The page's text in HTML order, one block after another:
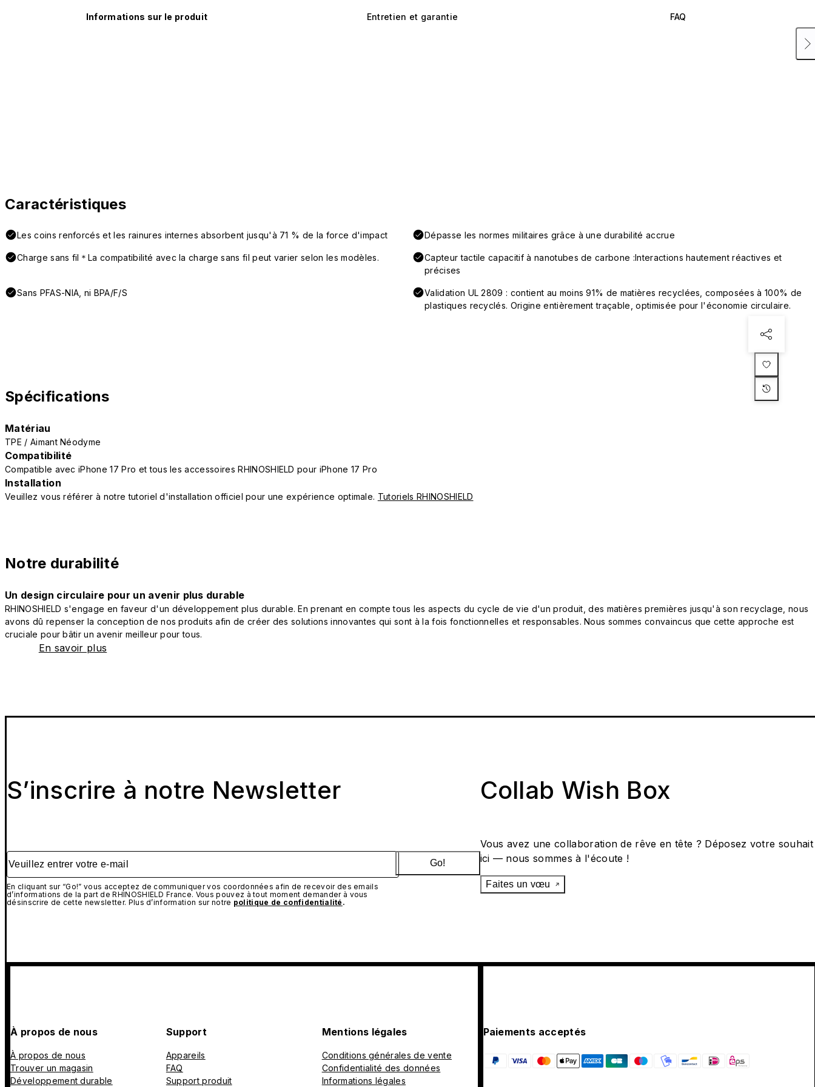
Informations sur le produit Entretien et garantie FAQ
Caractéristiques
Les coins renforcés et les rainures internes absorbent jusqu'à 71 % de la force d'impact Dépasse les normes militaires grâce à une durabilité accrue
Charge sans fil＊La compatibilité avec la charge sans fil peut varier selon les modèles.
Capteur tactile capacitif à nanotubes de carbone :Interactions hautement réactives et
précises
Sans PFAS-NIA, ni BPA/F/S
Validation UL 2809 : contient au moins 91% de matières recyclées, composées à 100% de
plastiques recyclés. Origine entièrement traçable, optimisée pour l'économie circulaire.
Spécifications
Matériau
TPE / Aimant Néodyme
Compatibilité
Compatible avec iPhone 17 Pro et tous les accessoires RHINOSHIELD pour iPhone 17 Pro
Installation
Veuillez vous référer à notre tutoriel d'installation officiel pour une expérience optimale. Tutoriels RHINOSHIELD
Notre durabilité
Un design circulaire pour un avenir plus durable
RHINOSHIELD s'engage en faveur d'un développement plus durable. En prenant en compte tous les aspects du cycle de vie d'un produit, des matières premières jusqu'à son recyclage, nous
avons dû repenser la conception de nos produits afin de créer des solutions innovantes qui sont à la fois fonctionnelles et responsables. Nous sommes convaincus que cette approche est
cruciale pour bâtir un avenir meilleur pour tous.
En savoir plus
S’inscrire à notre Newsletter
Veuillez entrer votre e-mail
En cliquant sur “Go!” vous acceptez de communiquer vos coordonnées afin de recevoir des emails
d’informations de la part de RHINOSHIELD France. Vous pouvez à tout moment demander à vous
désinscrire de cette newsletter. Plus d’information sur notre politique de confidentialité .
Go!
Collab Wish Box
Vous avez une collaboration de rêve en tête ? Déposez votre souhait
ici — nous sommes à l'écoute !
Faites un vœu
À propos de nous
À propos de nous
Trouver un magasin
Développement durable
Support
Appareils
FAQ
Support produit
Mentions légales
Conditions générales de vente
Confidentialité des données
Informations légales
Paiements acceptés